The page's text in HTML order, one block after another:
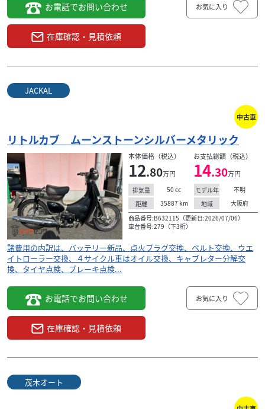
お電話でお問い合わせ
在庫確認・見積依頼
お気に入り
JACKAL
中古車
リトルカブ ムーンストーンシルバーメタリック
本体価格（税込）
12.80万円
お支払総額（税込）
14.30万円
排気量 50 cc モデル年
不明
距離
35887 km 地域
大阪府
商品番号:B632115（更新日:2026/07/06）
車台番号:279（下3桁）
諸費用の内訳は、バッテリー新品、点火プラグ交換、ベルト交換、ウエ
イトローラー交換、４サイクル車はオイル交換、キャブレター分解交
換、タイヤ点検、ブレーキ点検...
お電話でお問い合わせ
在庫確認・見積依頼
お気に入り
茂木オート